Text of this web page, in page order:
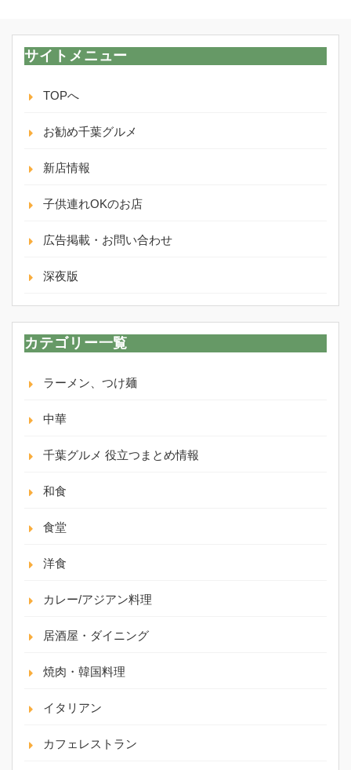
サイトメニュー
TOPへ
お勧め千葉グルメ
新店情報
子供連れOKのお店
広告掲載・お問い合わせ
深夜版
カテゴリー一覧
ラーメン、つけ麺
中華
千葉グルメ 役立つまとめ情報
和食
食堂
洋食
カレー/アジアン料理
居酒屋・ダイニング
焼肉・韓国料理
イタリアン
カフェレストラン